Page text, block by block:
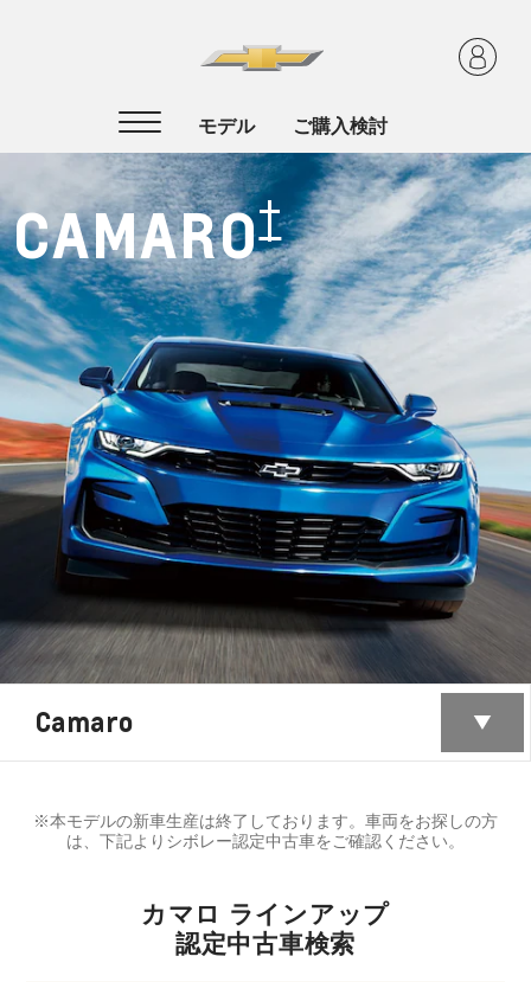
CAMARO†
Camaro
※本モデルの新車生産は終了しております。車両をお探しの方
は、下記よりシボレー認定中古車をご確認ください。
カマロ ラインアップ
認定中古車検索